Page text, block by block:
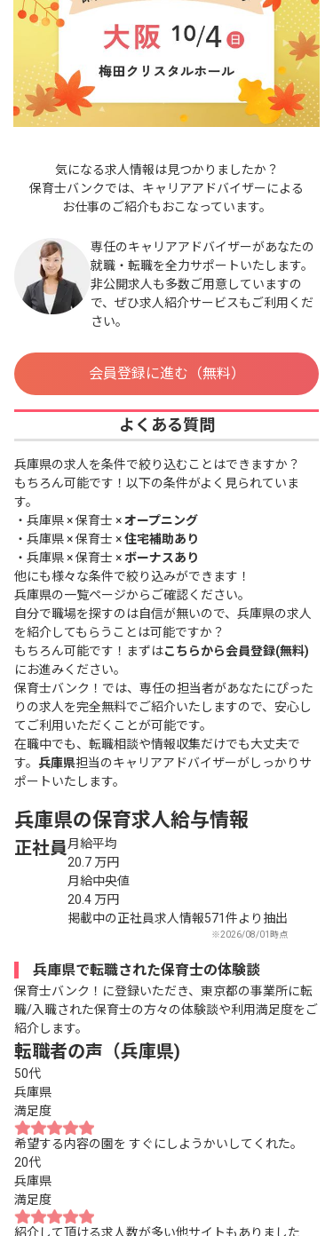
気になる求人情報は見つかりましたか？
保育士バンクでは、キャリアアドバイザーによる
お仕事のご紹介もおこなっています。
専任のキャリアアドバイザーがあなたの
就職・転職を全力サポートいたします。
非公開求人も多数ご用意していますの
で、ぜひ求人紹介サービスもご利用くだ
さい。
会員登録に進む（無料）
よくある質問
兵庫県の求人を条件で絞り込むことはできますか？
もちろん可能です！以下の条件がよく見られていま
す。
・ 兵庫県 × 保育士 ×オープニング
・ 兵庫県 × 保育士 ×住宅補助あり
・ 兵庫県 × 保育士 ×ボーナスあり
他にも様々な条件で絞り込みができます！
兵庫県の一覧ページからご確認ください。
自分で職場を探すのは自信が無いので、兵庫県の求人
を紹介してもらうことは可能ですか？
もちろん可能です！まずはこちらから会員登録(無料)
にお進みください。
保育士バンク！では、専任の担当者があなたにぴった
りの求人を完全無料でご紹介いたしますので、安心し
てご利用いただくことが可能です。
在職中でも、転職相談や情報収集だけでも大丈夫で
す。 兵庫県担当のキャリアアドバイザーがしっかりサ
ポートいたします。
兵庫県の保育求人給与情報
正社員月給平均
20.7 万円
月給中央値
20.4 万円
掲載中の正社員求人情報571件より抽出
※2026/08/01時点
兵庫県で転職された保育士の体験談
保育士バンク！に登録いただき、東京都の事業所に転
職/入職された保育士の方々の体験談や利用満足度をご
紹介します。
転職者の声（兵庫県)
50代
兵庫県
満足度
希望する内容の園を すぐにしようかいしてくれた。
20代
兵庫県
満足度
紹介して頂ける求人数が多い他サイトもありました